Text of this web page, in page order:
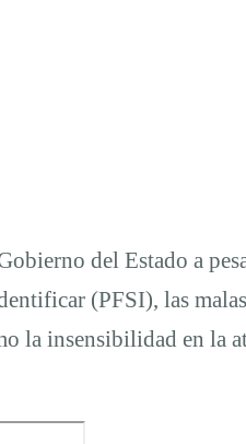
del Estado a
(PFSI), las
la insensibilidad en la